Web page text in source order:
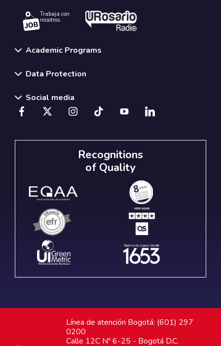
Trabaja con
nosotros.
Academic Programs
Data Protection
Social media
Recognitions
of Quality
Línea de atención Bogotá: (601) 297
0200
Calle 12C Nº 6-25 - Bogotá D.C.